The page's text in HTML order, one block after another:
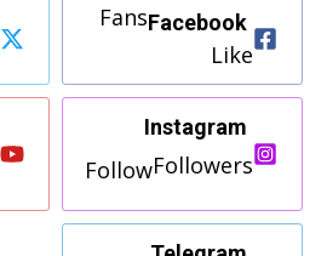
Facebook
Fans
Like
Instagram
Followers
Follow